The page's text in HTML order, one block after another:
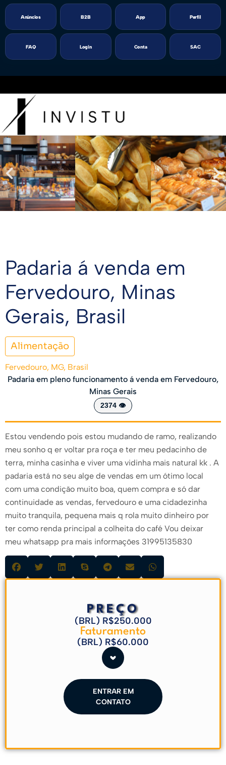
Anúncios B2B App Perfil
FAQ Login Conta SAC
Alimentação
Fervedouro, MG, Brasil
Padaria em pleno funcionamento á venda em Fervedouro,
Minas Gerais
Padaria á venda em
Fervedouro, Minas
Gerais, Brasil
2374 👁️
Estou vendendo pois estou mudando de ramo, realizando
meu sonho q er voltar pra roça e ter meu pedacinho de
terra, minha casinha e viver uma vidinha mais natural kk . A
padaria está no seu alge de vendas em um ótimo local
com uma condição muito boa, quem compra e só dar
continuidade as vendas, fervedouro e uma cidadezinha
muito tranquila, pequena mais q rola muito dinheiro por
ter como renda principal a colheita do café Vou deixar
meu whatsapp pra mais informações 31995135830
PREÇO
(BRL) R$250.000
Faturamento
(BRL) R$60.000
ENTRAR EM
CONTATO